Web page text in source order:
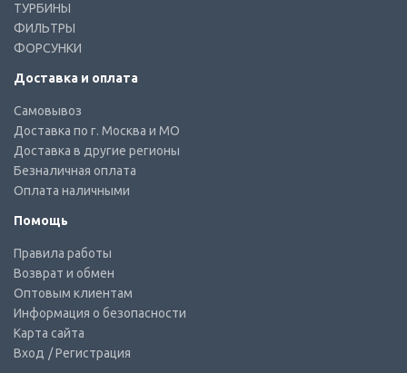
ТУРБИНЫ
ФИЛЬТРЫ
ФОРСУНКИ
Доставка и оплата
Самовывоз
Доставка по г. Москва и МО
Доставка в другие регионы
Безналичная оплата
Оплата наличными
Помощь
Правила работы
Возврат и обмен
Оптовым клиентам
Информация о безопасности
Карта сайта
Вход / Регистрация